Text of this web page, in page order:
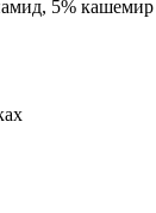
5% кашемир